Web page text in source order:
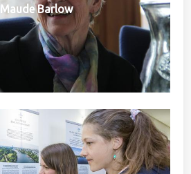
Maude Barlow